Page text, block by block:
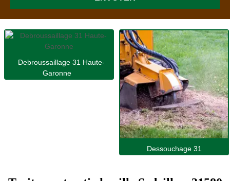
Debroussaillage 31 Haute-
Garonne
Dessouchage 31